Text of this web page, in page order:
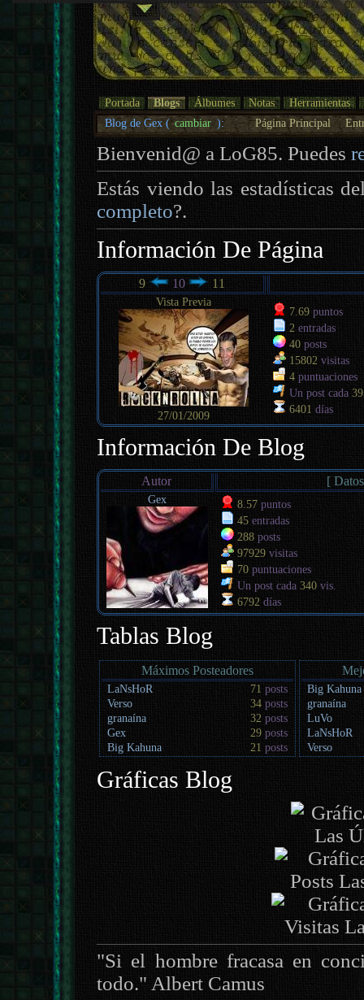
Portada Blogs Álbumes Notas
Herramientas
Blog de Gex ( cambiar ): Página Principal
Bienvenid@ a LoG85. Puedes
Estás viendo las estadísticas
completo?.
Información De Página
9 10 11
Vista Previa
27/01/2009
7.69puntos
2 entradas
40posts
15802 visitas
4puntuaciones
Un post cada
6401 días
Información De Blog
Autor [
Gex 8.57puntos
45entradas
288posts
97929visitas
70puntuaciones
Un post cada 340vis.
6792 días
Tablas Blog
Máximos Posteadores
LaNsHoR 71 posts
Verso
34 posts
granaína
32 posts
Gex
29 posts
Big Kahuna
21 posts
Big Kahuna
granaína
LuVo
LaNsHoR
Verso
Gráficas Blog
"Si el hombre fracasa en
todo." Albert Camus